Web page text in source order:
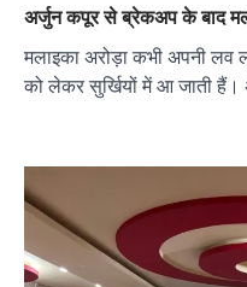
अर्जुन कपूर से ब्रेकअप के बाद
मलाइका अरोड़ा कभी अपनी लव
को लेकर सुर्खियों में आ जाती